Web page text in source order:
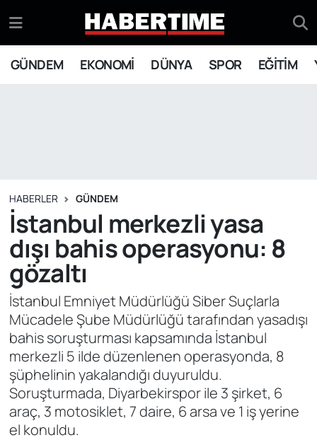
GÜNDEM EKONOMİ DÜNYA SPOR EĞİTİM
HABERLER GÜNDEM
İstanbul merkezli yasa
dışı bahis operasyonu: 8
gözaltı
İstanbul Emniyet Müdürlüğü Siber Suçlarla
Mücadele Şube Müdürlüğü tarafından yasadışı
bahis soruşturması kapsamında İstanbul
merkezli 5 ilde düzenlenen operasyonda, 8
şüphelinin yakalandığı duyuruldu.
Soruşturmada, Diyarbekirspor ile 3 şirket, 6
araç, 3 motosiklet, 7 daire, 6 arsa ve 1 iş yerine
el konuldu.
EKONOMİ
EĞİTİM
YAŞAM
SİYASET
ASAYİŞ
SAĞLIK
Eskişehir Nöbetçi Eczaneler
Eskişehir Hava Durumu
Süper Lig Puan Durumu ve Fikstür
Tüm Manşetler
Son Dakika Haberleri
Haber Arşivi